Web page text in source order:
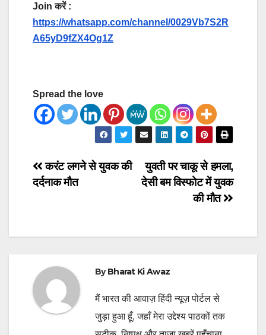
Join करें :
https://whatsapp.com/channel/0029Vb7S2R
A65yD9fZX4Og1Z
Spread the love
Post
navigation
युवती पर चाकू से हमला,
देसी बम विस्फोट में युवक
की मौत
करंट लगने से युवक की
दर्दनाक मौत
ByBharat Ki Awaz
मैं भारत की आवाज़ हिंदी न्यूज़ पोर्टल से
जुड़ा हुआ हूँ, जहाँ मेरा उद्देश्य पाठकों तक